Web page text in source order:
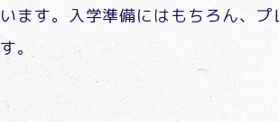
います。入学準備にはもちろん、
す。